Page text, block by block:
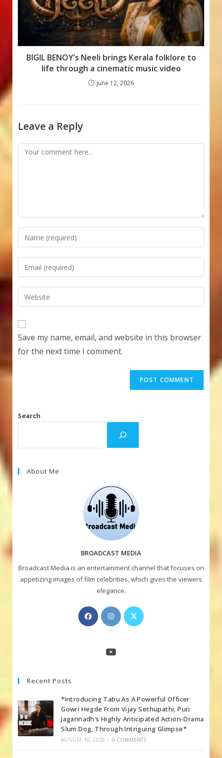
BIGIL BENOY’s Neeli brings Kerala folklore to
life through a cinematic music video
June 12, 2026
Leave a Reply
Comment
Enter
your
name
comment
Enter
your
email
address
Enter
your
URL
(optional)
Save my name, email, and website in this browser
for the next time I comment.
Search
About Me
BROADCAST MEDIA
Broadcast Media is an entertainment channel that focuses on
appetizing images of film celebrities, which gives the viewers
elegance.
Opens
in
new
Opens
in
Opens
YouTube
Recent Posts
*Introducing Tabu As A Powerful Officer
Gowri Hegde From Vijay Sethupathi, Puri
Jagannadh’s Highly Anticipated Action-Drama
Slum Dog, Through Intriguing Glimpse*
AUGUST 10, 2026 / 0 COMMENTS